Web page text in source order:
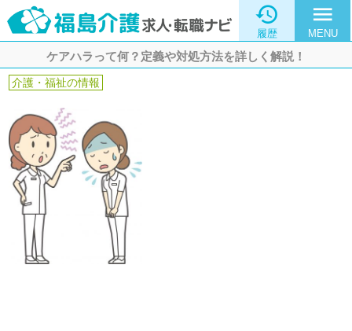

履歴
menu
MENU
ケアハラって何？定義や対処方法を詳しく解説！
介護・福祉の情報